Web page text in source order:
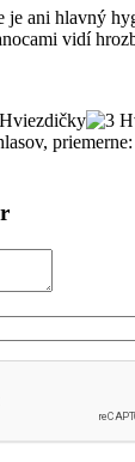
je ani hlavný
vidí
priemerne: